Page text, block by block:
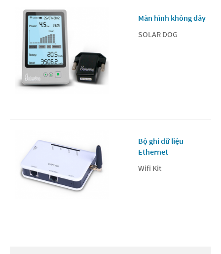
Màn hình không dây
SOLAR DOG
Bộ ghi dữ liệu
Ethernet
Wifi Kit